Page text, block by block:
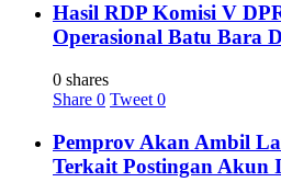
Hasil RDP Komisi V
Operasional Batu Bara
0 shares
Share 0 Tweet 0
Pemprov Akan Ambil
Terkait Postingan Akun